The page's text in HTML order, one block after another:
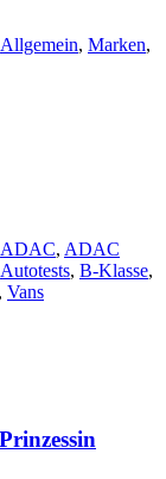
Allgemein, Marken,
ADAC, ADAC
Autotests, B-Klasse,
, Vans